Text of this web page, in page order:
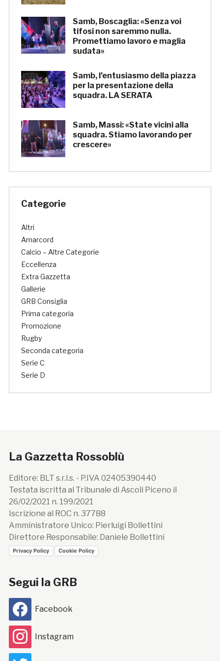
Samb, Boscaglia: «Senza voi
tifosi non saremmo nulla.
Promettiamo lavoro e maglia
sudata»
Samb, l’entusiasmo della piazza
per la presentazione della
squadra. LA SERATA
Samb, Massi: «State vicini alla
squadra. Stiamo lavorando per
crescere»
Categorie
Altri
Amarcord
Calcio – Altre Categorie
Eccellenza
Extra Gazzetta
Gallerie
GRB Consiglia
Prima categoria
Promozione
Rugby
Seconda categoria
Serie C
Serie D
La Gazzetta Rossoblù
Editore: BLT s.r.l.s. - P.IVA 02405390440
Testata iscritta al Tribunale di Ascoli Piceno il
26/02/2021 n. 199/2021
Iscrizione al ROC n. 37788
Amministratore Unico: Pierluigi Bollettini
Direttore Responsabile: Daniele Bollettini
Privacy Policy Cookie Policy
Segui la GRB
Facebook
Instagram